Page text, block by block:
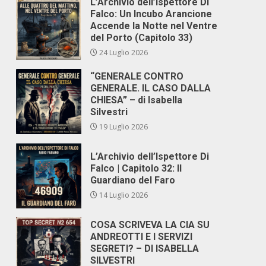
Falco: Un Incubo Arancione
Accende la Notte nel Ventre
del Porto (Capitolo 33)
24 Luglio 2026
“GENERALE CONTRO
GENERALE. IL CASO DALLA
CHIESA” – di Isabella
Silvestri
19 Luglio 2026
L’Archivio dell’Ispettore Di
Falco | Capitolo 32: Il
Guardiano del Faro
14 Luglio 2026
COSA SCRIVEVA LA CIA SU
ANDREOTTI E I SERVIZI
SEGRETI? – DI ISABELLA
SILVESTRI